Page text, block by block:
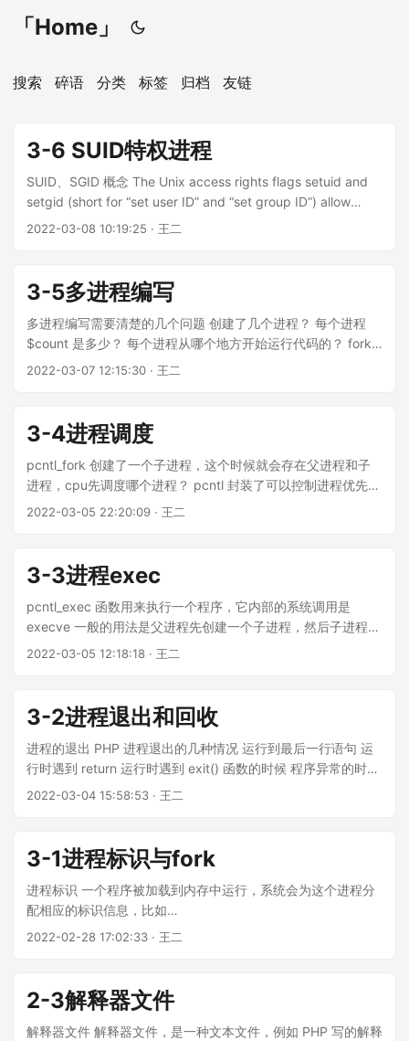
「Home」
搜索 碎语 分类 标签 归档 友链
3-6 SUID特权进程
SUID、SGID 概念 The Unix access rights flags setuid and
setgid (short for “set user ID” and “set group ID”) allow
users to run an executable with the file system permissions
allow users on a computer system to run programs with
temporarily（暂时、临时） elevated（提高） privileges in
order to perform a specific task. While the assumed user id
or group id privileges provided are not always elevated, at
a minimum they are specific....
2022-03-08 10:19:25 · 王二
3-5多进程编写
多进程编写需要清楚的几个问题 创建了几个进程？ 每个进程
$count 是多少？ 每个进程从哪个地方开始运行代码的？ fork
之后，每个进程的变量 $i, $count 的值是多少 ？ 每个进程运行
创建子进程 child-1: count = 10, i = 0 // step3-1 cpu 调度
parent 创建子进程 child-2: count = 100, i = 1 // step5-1 cpu
调度 child-1 创建子进程 child-3: count = 11, i = 1 if ($pid ==
0){ $count += 1; // step1-2 child-1 执行：count = 11, i = 1 //
step4 child-2 执行: count = 101, i = 2 // child-2 最终结果：
// step3-2 cpu 调度 parent：count = 1000, i = 2 for循环退出
// parent 最终结果：count = 1000 // step5-2 cpu 调度
child-1：count = 110, i = 2 // child-1 最终结果：count = 110
} } while(1){ fprintf(STDOUT, "pid=%d,count=%d\n",
2022-03-07 12:15:30 · 王二
3-4进程调度
pcntl_fork 创建了一个子进程，这个时候就会存在父进程和子
进程，cpu先调度哪个进程？ pcntl 封装了可以控制进程优先级
的函数 pcntl_setpriority（setpriority），修改任意进程的优先
average: 0.30, 1.20, 1.61 任务: 386 total, 1 running, 385
sleeping, 0 stopped, 0 zombie %Cpu(s): 2.8 us, 1.7 sy, 0.1
ni, 95.3 id, 0.0 wa, 0.0 hi, 0.2 si, 0.0 st MiB Mem : 5855.6
total, 664.6 free, 3875.4 used, 1315.7 buff/cache MiB
Swap: 976.0 total, 364.7 free, 611.3 used. 1379.6 avail
52432 S 4....
2022-03-05 22:20:09 · 王二
3-3进程exec
pcntl_exec 函数用来执行一个程序，它内部的系统调用是
execve 一般的用法是父进程先创建一个子进程，然后子进程调
用这个函数,正文段（代码段）+ 数据段会被新程序替换，它的
causes the program that is currently being run by the
calling process to be replaced with a new program, with
newly initialized stack, heap, and (initialized and
uninitialized) data segments. pathname must be either a
binary executable, or a script starting with a line of the
posix_getpid(); fprintf( STDOUT, "%s
pid=%d,ppid=%d,gpid=%d,sid=%d,uid=%d,gid=%d\n", $str,
$pid, posix_getppid(), posix_getpgrp(), posix_getsid($pid),
posix_getuid(), posix_getgid() ); } showID("parent:"); $pid =
2022-03-05 12:18:18 · 王二
3-2进程退出和回收
进程的退出 PHP 进程退出的几种情况 运行到最后一行语句 运
行时遇到 return 运行时遇到 exit() 函数的时候 程序异常的时候
进程接收到中断信号 正常结束、异常结束（跟信号有关），不
用 wait（pcntl_wait）/pcntl_waitpid（waitpid） 来回收。 进
程结束时并不会真的退出，还会驻留在内存中，父进程需要通
过 wait 「pcntl_wait」函数来获取进程的终止状态码，同时该
函数会释放终止进程的内存空间。否则容易造成僵尸进程过
多，占用大量内存空间。 wait 函数挂起当前进程的执行直到一
称僵尸进程），此函数立刻返回。子进程使用的所有系统资源
将被释放。关于 wait 在您系统上工作的详细规范请查看您系统
的 wait（2）手册。 ——pcntl_wait 示例： <?php $pid =
2022-03-04 15:58:53 · 王二
3-1进程标识与fork
进程标识 一个程序被加载到内存中运行，系统会为这个进程分
配相应的标识信息，比如
pid,ppid,uid,euid,pgid,sid,gid,egid… 进程查看命令 pstree 可
laradock@3a6c2da5a07b:/var/www$ ps exj PPID PID
PGID SID TTY TPGID STAT UID TIME COMMAND 0 24 24
24 pts/1 495 Ss 1000 0:00 bash
2022-02-28 17:02:33 · 王二
2-3解释器文件
解释器文件 解释器文件，是一种文本文件，例如 PHP 写的解释